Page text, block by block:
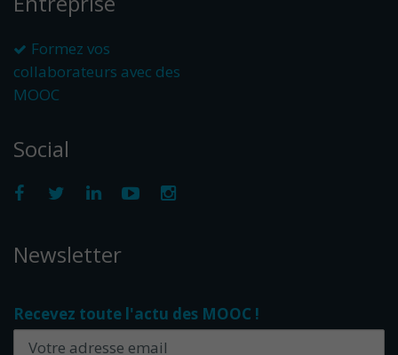
Formez vos
collaborateurs avec des
MOOC
Social
Newsletter
Recevez toute l'actu des MOOC !